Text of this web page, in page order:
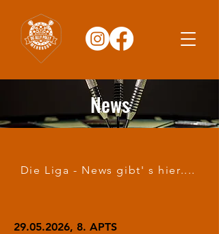
News
Die Liga - News gibt' s hier....
29.05.2026, 8. APTS